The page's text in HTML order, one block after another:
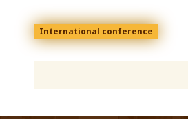
Menu
top
En
International conference